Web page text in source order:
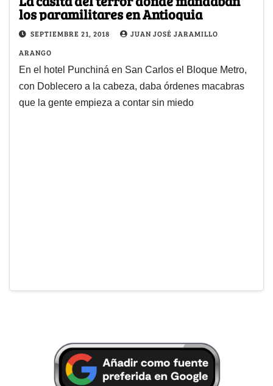
los paramilitares en Antioquia
SEPTIEMBRE 21, 2018
JUAN JOSÉ JARAMILLO
ARANGO
En el hotel Punchiná en San Carlos el Bloque Metro,
con Doblecero a la cabeza, daba órdenes macabras
que la gente empieza a contar sin miedo